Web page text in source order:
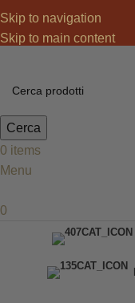
Skip to navigation
Skip to main content
Cerca
0 items
Menu
0